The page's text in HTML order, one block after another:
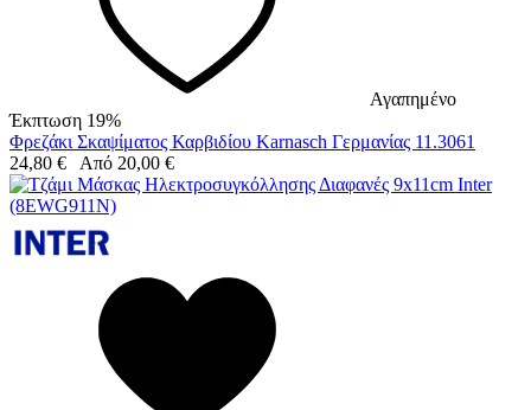
Αγαπημένο
Έκπτωση 19%
Φρεζάκι Σκαψίματος Καρβιδίου Karnasch Γερμανίας 11.3061
24,80 € Από 20,00 €